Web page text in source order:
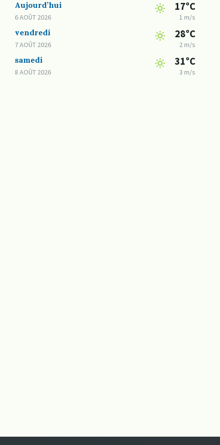
Aujourd’hui
6 AOÛT 2026
17°C
1 m/s
vendredi
7 AOÛT 2026
28°C
2 m/s
samedi
8 AOÛT 2026
31°C
3 m/s